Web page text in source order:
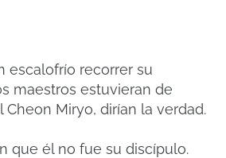
escalofrío recorrer su
maestros estuvieran de
Cheon Miryo, dirían la verdad.
que él no fue su discípulo.